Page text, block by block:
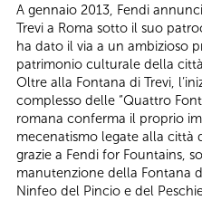
A gennaio 2013, Fendi
Trevi a Roma sotto il suo
ha dato il via a un ambizioso
patrimonio culturale della
Oltre alla Fontana di Trevi,
complesso delle “Quattro
romana conferma il proprio
mecenatismo legate alla città
grazie a Fendi for Fountains,
manutenzione della Fontana
Ninfeo del Pincio e del